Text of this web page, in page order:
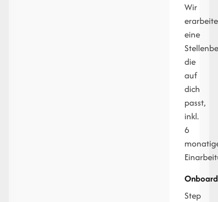
Wir
eine
die
auf
dich
passt,
inkl.
6
Step